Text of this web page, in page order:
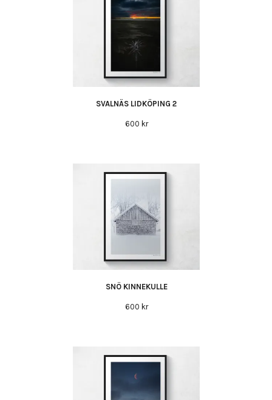
SVALNÄS LIDKÖPING 2
600 kr
SNÖ KINNEKULLE
600 kr